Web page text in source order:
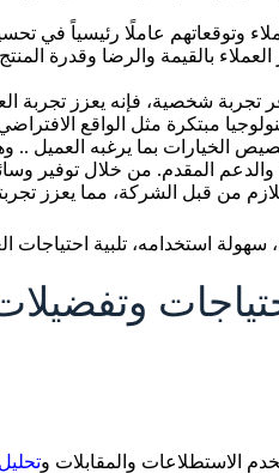
وتوقعاتهم عاملًا رئيسياً في
بالقيمة والرضا وقدرة
تجربة شخصية، فإنه يعزز تجربة
مبتكرة مثل الواقع الافتراضي
الخيارات بما يرغبه العميل ..
المقدم. من خلال توفير
من قبل الشركة، مما يعزز
استخدامه، تلبية احتياجات
الاستطلاعات والمقابلات و